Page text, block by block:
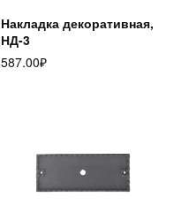
Накладка декоративная,
НД-3
587.00₽